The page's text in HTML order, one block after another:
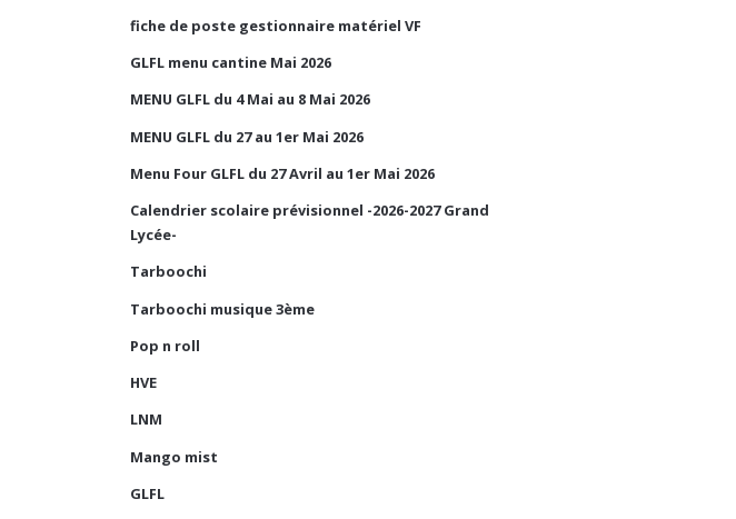
fiche de poste gestionnaire matériel VF
GLFL menu cantine Mai 2026
MENU GLFL du 4 Mai au 8 Mai 2026
MENU GLFL du 27 au 1er Mai 2026
Menu Four GLFL du 27 Avril au 1er Mai 2026
Calendrier scolaire prévisionnel -2026-2027 Grand
Lycée-
Tarboochi
Tarboochi musique 3ème
Pop n roll
HVE
LNM
Mango mist
GLFL